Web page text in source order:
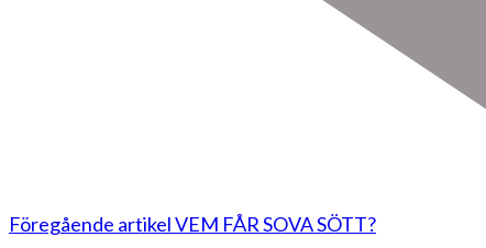
Föregående artikelVEM FÅR SOVA SÖTT?